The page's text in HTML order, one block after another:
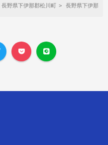
長野県下伊那郡松川町 長野県下伊那郡